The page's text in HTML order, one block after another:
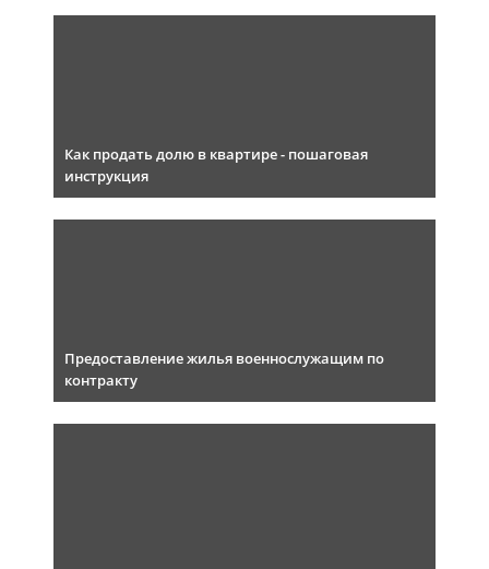
Как продать долю в квартире - пошаговая
инструкция
Предоставление жилья военнослужащим по
контракту